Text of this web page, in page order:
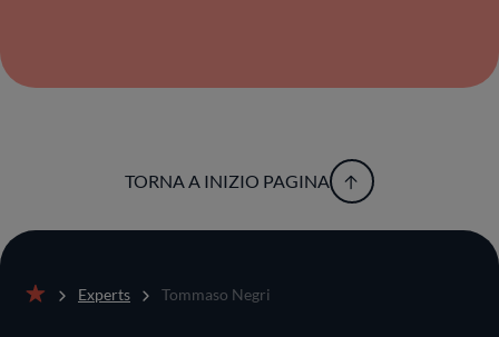
Sport propone una selezione di antipasti,
Faraona ficata con polenta incatenata: qui è
possibile gustare i sapori antichi di queste
TORNA A INIZIO PAGINA
Experts Tommaso Negri